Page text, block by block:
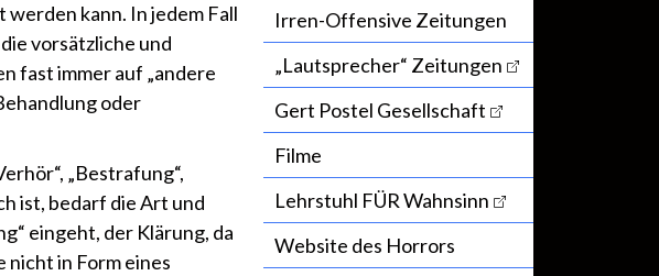
kann. In jedem Fall
vorsätzliche und
fast immer auf „andere
oder
„Bestrafung“,
ist, bedarf die Art und
eingeht, der Klärung, da
nicht in Form eines
Irren-Offensive Zeitungen
„Lautsprecher“ Zeitungen
Gert Postel Gesellschaft
Filme
Lehrstuhl FÜR Wahnsinn
Website des Horrors